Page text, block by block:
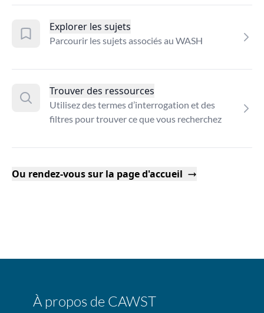
Explorer les sujets
Parcourir les sujets associés au WASH
Trouver des ressources
Utilisez des termes d’interrogation et des
filtres pour trouver ce que vous recherchez
Ou rendez-vous sur la page d'accueil
À propos de CAWST